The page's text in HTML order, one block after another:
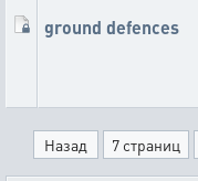
ground defences
Назад 7 страниц